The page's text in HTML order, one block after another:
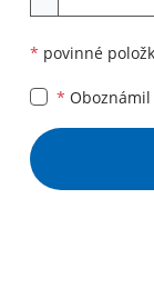
* povinné
* Oboznámil